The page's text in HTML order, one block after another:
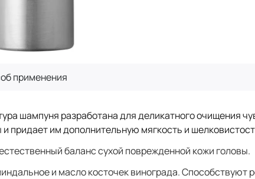
применения
шампуня разработана для деликатного очищения
придает им дополнительную мягкость и
баланс сухой поврежденной кожи головы.
и масло косточек винограда. Способствуют